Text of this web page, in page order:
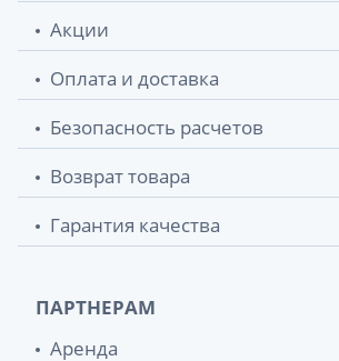
Акции
Оплата и доставка
Безопасность расчетов
Возврат товара
Гарантия качества
ПАРТНЕРАМ
Аренда